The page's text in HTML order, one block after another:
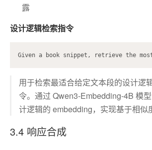
露
设计逻辑检索指令
用于检索最适合给定文本段的设计逻
令。通过 Qwen3-Embedding-4B 模
计逻辑的 embedding，实现基于相似
3.4 响应合成